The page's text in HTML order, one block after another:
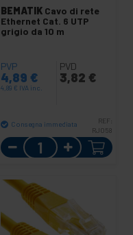
BEMATIK Cavo di rete
Ethernet Cat. 6 UTP
grigio da 10 m
PVP
4,89 €
4,89 € IVA inc.
PVD
3,82 €
Consegna immediata
REF:
RJ058
Quantità